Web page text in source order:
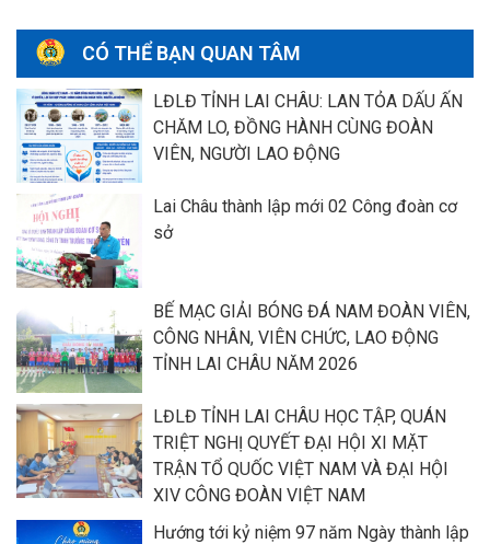
CÓ THỂ BẠN QUAN TÂM
LĐLĐ TỈNH LAI CHÂU: LAN TỎA DẤU ẤN
CHĂM LO, ĐỒNG HÀNH CÙNG ĐOÀN
VIÊN, NGƯỜI LAO ĐỘNG
Lai Châu thành lập mới 02 Công đoàn cơ
sở
BẾ MẠC GIẢI BÓNG ĐÁ NAM ĐOÀN VIÊN,
CÔNG NHÂN, VIÊN CHỨC, LAO ĐỘNG
TỈNH LAI CHÂU NĂM 2026
LĐLĐ TỈNH LAI CHÂU HỌC TẬP, QUÁN
TRIỆT NGHỊ QUYẾT ĐẠI HỘI XI MẶT
TRẬN TỔ QUỐC VIỆT NAM VÀ ĐẠI HỘI
XIV CÔNG ĐOÀN VIỆT NAM
Hướng tới kỷ niệm 97 năm Ngày thành lập